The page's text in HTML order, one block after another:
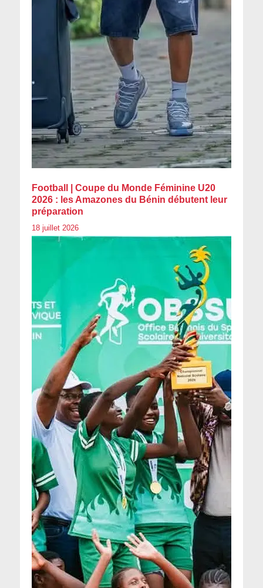
Football | Coupe du Monde Féminine U20
2026 : les Amazones du Bénin débutent leur
préparation
18 juillet 2026